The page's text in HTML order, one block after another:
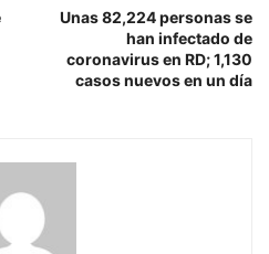
Unas 82,224 personas se
han infectado de
coronavirus en RD; 1,130
casos nuevos en un día